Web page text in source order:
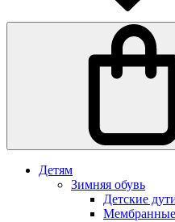
Детям
Зимняя обувь
Детские
Мембранные